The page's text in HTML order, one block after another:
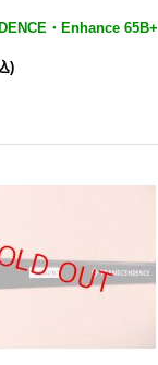
・Enhance 65B+
)